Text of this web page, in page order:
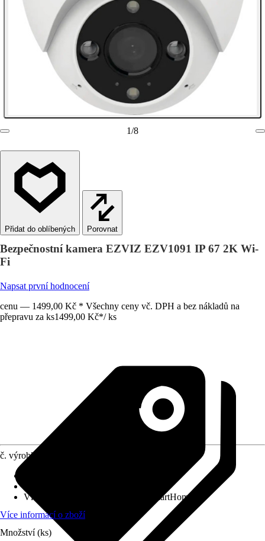
1/8
Porovnat
Bezpečnostní kamera EZVIZ EZV1091 IP 67 2K Wi-
Fi
Napsat první hodnocení
cenu — 1499,00 Kč * Všechny ceny vč. DPH a bez nákladů na
přepravu za ks1499,00 Kč*/ ks
č. výrobku
Vlastnosti
Připraveno na systém SmartHome
Více informací o zboží
Množství (ks)